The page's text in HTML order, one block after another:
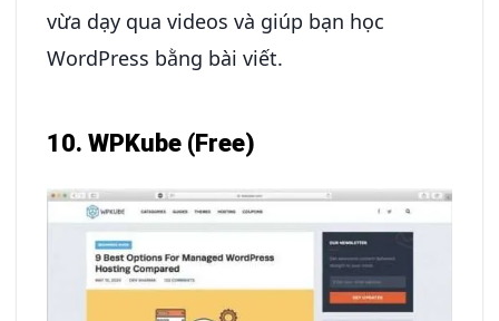
vừa dạy qua videos và giúp bạn học
WordPress bằng bài viết.
10. WPKube (Free)